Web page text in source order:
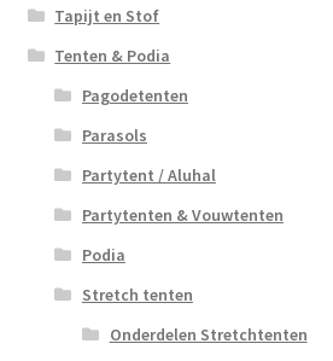
Tapijt en Stof
Tenten & Podia
Pagodetenten
Parasols
Partytent / Aluhal
Partytenten & Vouwtenten
Podia
Stretch tenten
Onderdelen Stretchtenten